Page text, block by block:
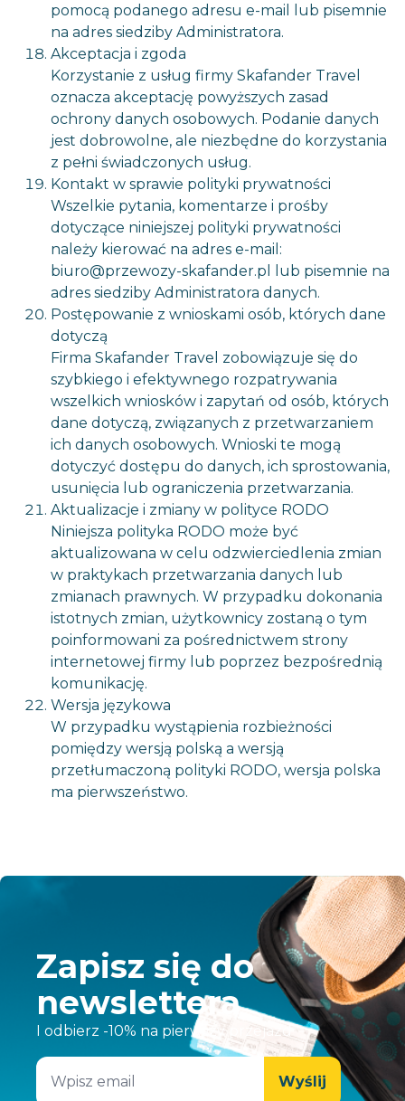
pomocą podanego adresu e-mail lub pisemnie
na adres siedziby Administratora.
Akceptacja i zgoda
Korzystanie z usług firmy Skafander Travel
oznacza akceptację powyższych zasad
ochrony danych osobowych. Podanie danych
jest dobrowolne, ale niezbędne do korzystania
z pełni świadczonych usług.
Kontakt w sprawie polityki prywatności
Wszelkie pytania, komentarze i prośby
dotyczące niniejszej polityki prywatności
należy kierować na adres e-mail:
biuro@przewozy-skafander.pl lub pisemnie na
adres siedziby Administratora danych.
Postępowanie z wnioskami osób, których dane
dotyczą
Firma Skafander Travel zobowiązuje się do
szybkiego i efektywnego rozpatrywania
wszelkich wniosków i zapytań od osób, których
dane dotyczą, związanych z przetwarzaniem
ich danych osobowych. Wnioski te mogą
dotyczyć dostępu do danych, ich sprostowania,
usunięcia lub ograniczenia przetwarzania.
Aktualizacje i zmiany w polityce RODO
Niniejsza polityka RODO może być
aktualizowana w celu odzwierciedlenia zmian
w praktykach przetwarzania danych lub
zmianach prawnych. W przypadku dokonania
istotnych zmian, użytkownicy zostaną o tym
poinformowani za pośrednictwem strony
internetowej firmy lub poprzez bezpośrednią
komunikację.
Wersja językowa
W przypadku wystąpienia rozbieżności
pomiędzy wersją polską a wersją
przetłumaczoną polityki RODO, wersja polska
ma pierwszeństwo.
Zapisz się do
newslettera
I odbierz -10% na pierwszy przejazd
Wyślij